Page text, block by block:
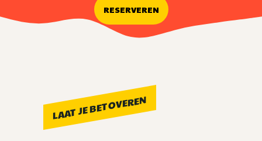
RESERVEREN
LAAT JE BETOVEREN